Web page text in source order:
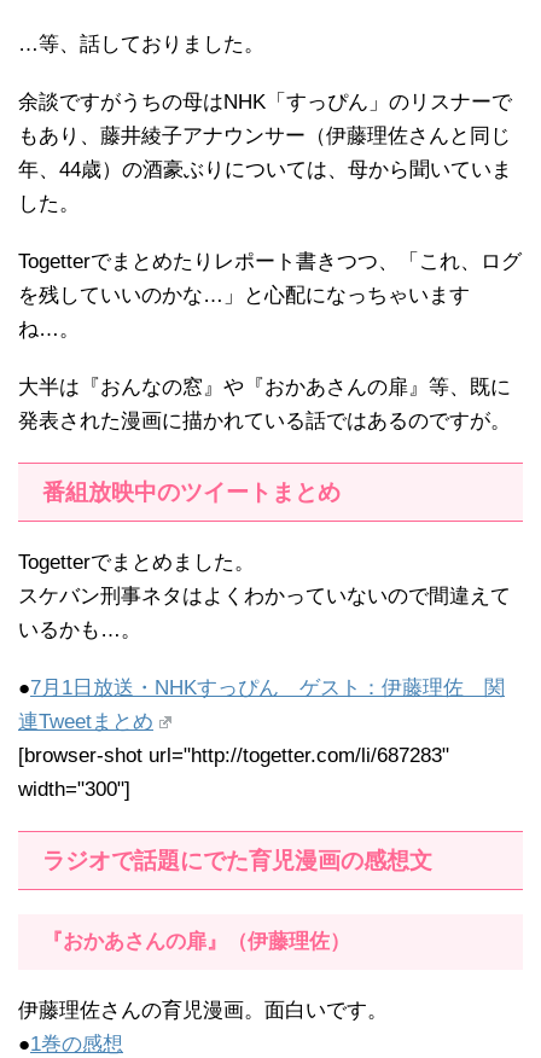
…等、話しておりました。
余談ですがうちの母はNHK「すっぴん」のリスナーで
もあり、藤井綾子アナウンサー（伊藤理佐さんと同じ
年、44歳）の酒豪ぶりについては、母から聞いていま
した。
Togetterでまとめたりレポート書きつつ、「これ、ログ
を残していいのかな…」と心配になっちゃいます
ね…。
大半は『おんなの窓』や『おかあさんの扉』等、既に
発表された漫画に描かれている話ではあるのですが。
番組放映中のツイートまとめ
Togetterでまとめました。
スケバン刑事ネタはよくわかっていないので間違えて
いるかも…。
●7月1日放送・NHKすっぴん ゲスト：伊藤理佐 関
連Tweetまとめ
[browser-shot url="http://togetter.com/li/687283"
width="300"]
ラジオで話題にでた育児漫画の感想文
『おかあさんの扉』（伊藤理佐）
伊藤理佐さんの育児漫画。面白いです。
●1巻の感想